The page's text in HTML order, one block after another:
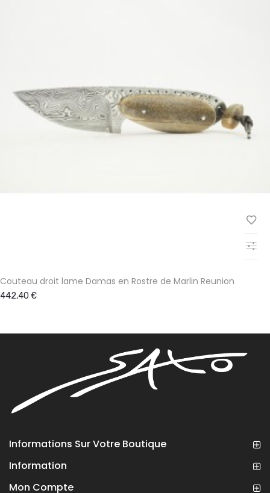
Couteau droit lame Damas en Rostre de Marlin Reunion
442,40 €
Informations Sur Votre Boutique
Information
Mon Compte